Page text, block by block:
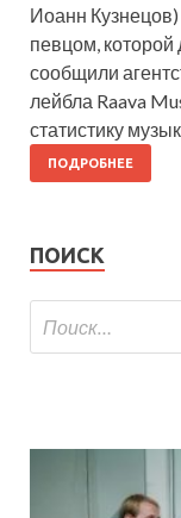
Иоанн
певцом, которой
сообщили
лейбла Raava
статистику
ПОДРОБНЕЕ
ПОИСК